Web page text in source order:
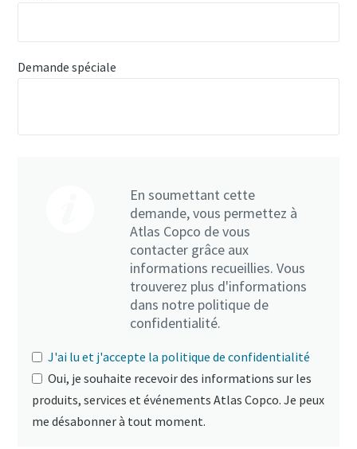
Demande spéciale
En soumettant cette
demande, vous permettez à
Atlas Copco de vous
contacter grâce aux
informations recueillies. Vous
trouverez plus d'informations
dans notre politique de
confidentialité.
J'ai lu et j'accepte la politique de confidentialité
Oui, je souhaite recevoir des informations sur les
produits, services et événements Atlas Copco. Je peux
me désabonner à tout moment.